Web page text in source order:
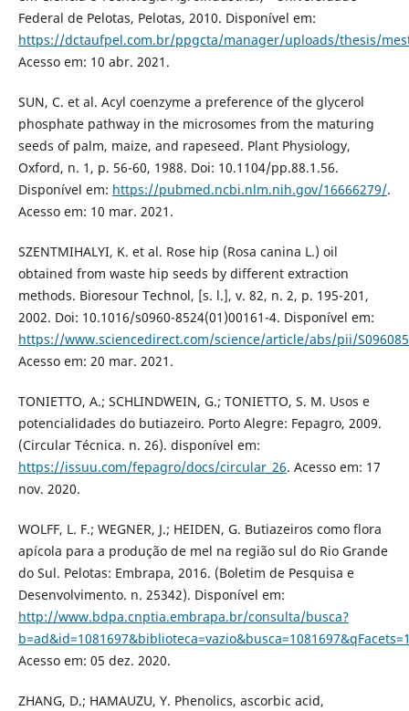
Federal de Pelotas, Pelotas, 2010. Disponível em:
https://dctaufpel.com.br/ppgcta/manager/uploads/thesis/
Acesso em: 10 abr. 2021.
SUN, C. et al. Acyl coenzyme a preference of the glycerol
phosphate pathway in the microsomes from the maturing
seeds of palm, maize, and rapeseed. Plant Physiology,
Oxford, n. 1, p. 56-60, 1988. Doi: 10.1104/pp.88.1.56.
Disponível em: https://pubmed.ncbi.nlm.nih.gov/16666279/.
Acesso em: 10 mar. 2021.
SZENTMIHALYI, K. et al. Rose hip (Rosa canina L.) oil
obtained from waste hip seeds by different extraction
methods. Bioresour Technol, [s. l.], v. 82, n. 2, p. 195-201,
2002. Doi: 10.1016/s0960-8524(01)00161-4. Disponível em:
https://www.sciencedirect.com/science/article/abs/pii/
Acesso em: 20 mar. 2021.
TONIETTO, A.; SCHLINDWEIN, G.; TONIETTO, S. M. Usos e
potencialidades do butiazeiro. Porto Alegre: Fepagro, 2009.
(Circular Técnica. n. 26). disponível em:
https://issuu.com/fepagro/docs/circular_26. Acesso em: 17
nov. 2020.
WOLFF, L. F.; WEGNER, J.; HEIDEN, G. Butiazeiros como flora
apícola para a produção de mel na região sul do Rio Grande
do Sul. Pelotas: Embrapa, 2016. (Boletim de Pesquisa e
Desenvolvimento. n. 25342). Disponível em:
http://www.bdpa.cnptia.embrapa.br/consulta/busca?
Acesso em: 05 dez. 2020.
ZHANG, D.; HAMAUZU, Y. Phenolics, ascorbic acid,